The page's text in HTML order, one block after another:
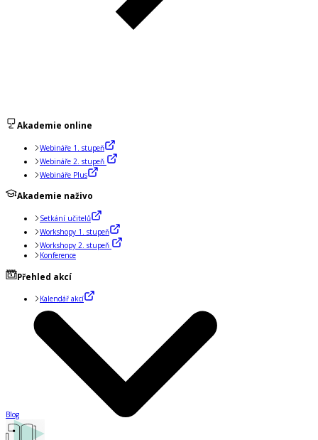
Akademie online
Webináře 1. stupeň
Webináře 2. stupeň
Webináře Plus
Akademie naživo
Setkání učitelů
Workshopy 1. stupeň
Workshopy 2. stupeň
Konference
Přehled akcí
Kalendář akcí
Blog